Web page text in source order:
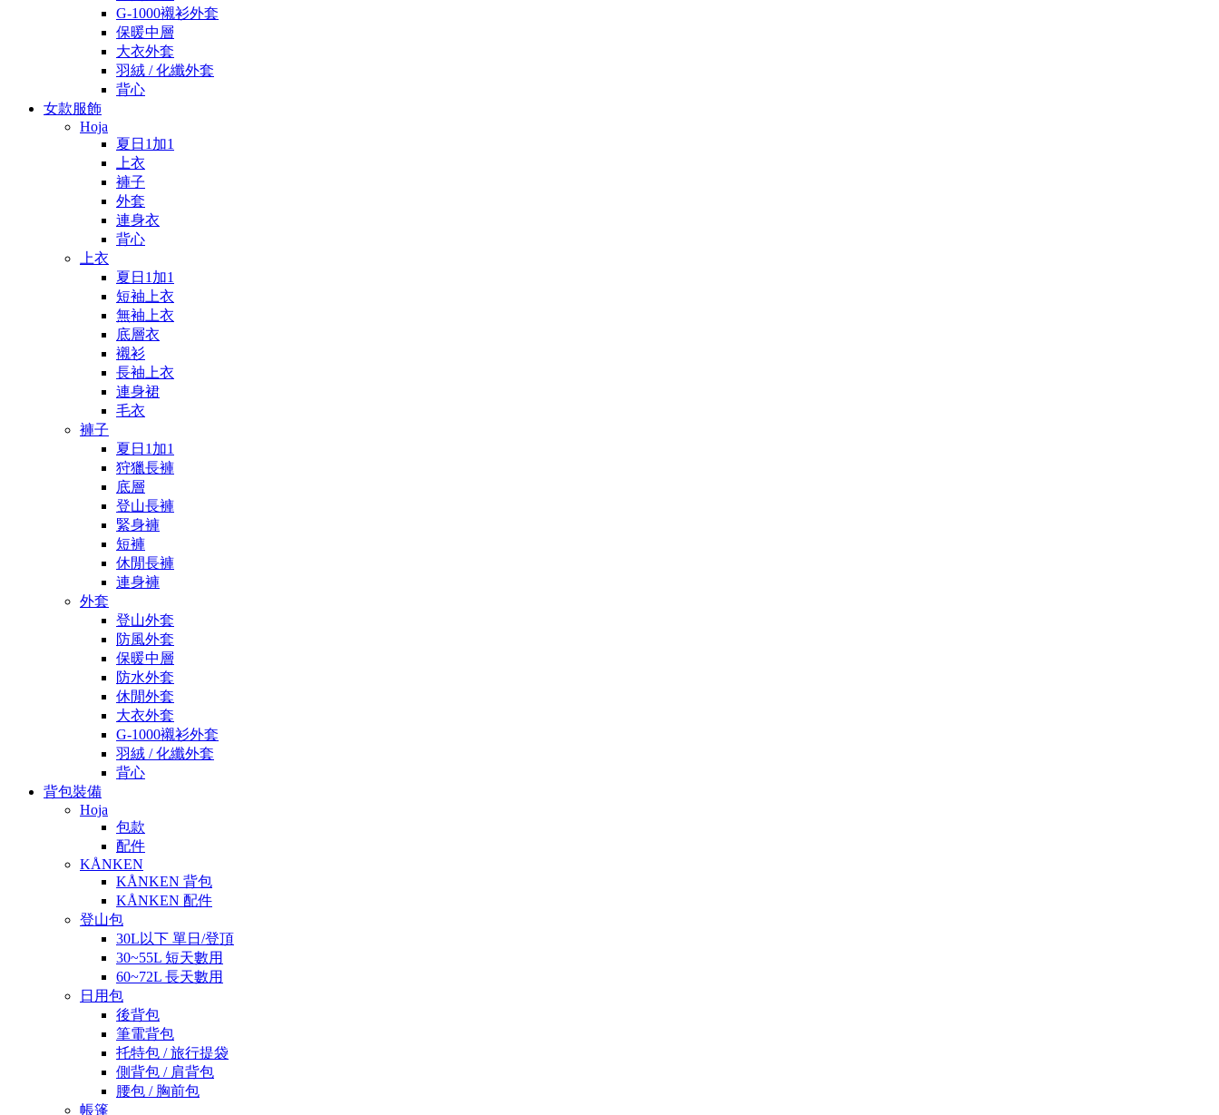
G-1000襯衫外套
保暖中層
大衣外套
羽絨 / 化纖外套
背心
女款服飾
Hoja
夏日1加1
上衣
褲子
外套
連身衣
背心
上衣
夏日1加1
短袖上衣
無袖上衣
底層衣
襯衫
長袖上衣
連身裙
毛衣
褲子
夏日1加1
狩獵長褲
底層
登山長褲
緊身褲
短褲
休閒長褲
連身褲
外套
登山外套
防風外套
保暖中層
防水外套
休閒外套
大衣外套
G-1000襯衫外套
羽絨 / 化纖外套
背心
背包裝備
Hoja
包款
配件
KÅNKEN
KÅNKEN 背包
KÅNKEN 配件
登山包
30L以下 單日/登頂
30~55L 短天數用
60~72L 長天數用
日用包
後背包
筆電背包
托特包 / 旅行提袋
側背包 / 肩背包
腰包 / 胸前包
帳篷